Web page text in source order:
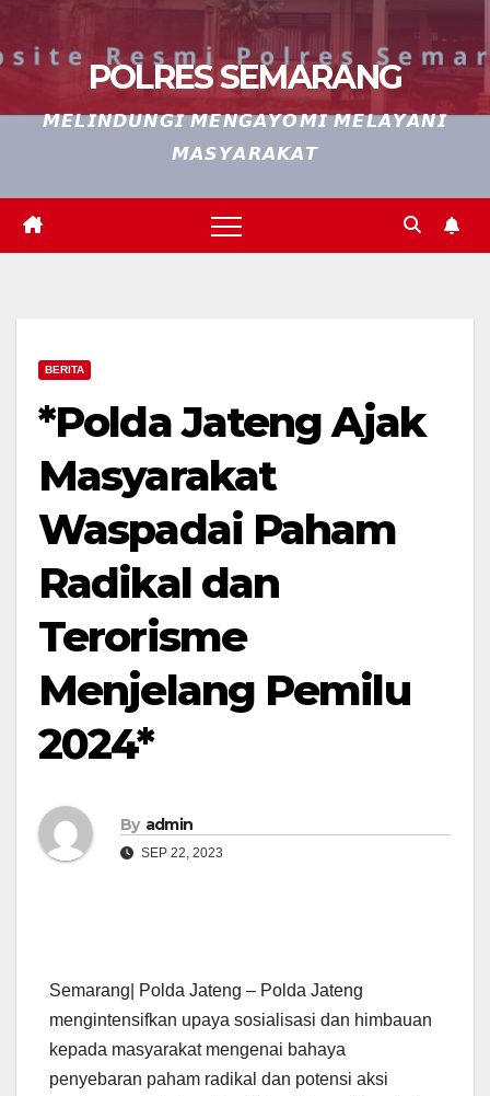
POLRES SEMARANG
𝙈𝙀𝙇𝙄𝙉𝘿𝙐𝙉𝙂𝙄 𝙈𝙀𝙉𝙂𝘼𝙔𝙊𝙈𝙄 𝙈𝙀𝙇𝘼𝙔𝘼𝙉𝙄
𝙈𝘼𝙎𝙔𝘼𝙍𝘼𝙆𝘼𝙏
BERITA
*Polda Jateng Ajak
Masyarakat
Waspadai Paham
Radikal dan
Terorisme
Menjelang Pemilu
2024*
By admin
SEP 22, 2023
Semarang| Polda Jateng – Polda Jateng
mengintensifkan upaya sosialisasi dan himbauan
kepada masyarakat mengenai bahaya
penyebaran paham radikal dan potensi aksi